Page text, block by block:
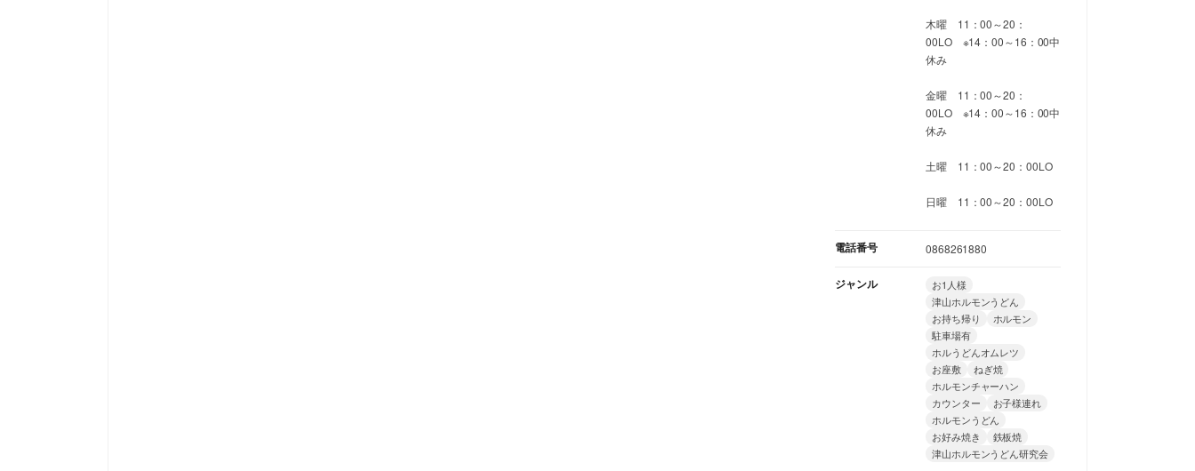
木曜 11：00～20：
00LO ※14：00～16：00中
休み
金曜 11：00～20：
00LO ※14：00～16：00中
休み
土曜 11：00～20：00LO
日曜 11：00～20：00LO
電話番号 0868261880
ジャンル
お1人様
津山ホルモンうどん
お持ち帰り
ホルモン
駐車場有
ホルうどんオムレツ
お座敷
ねぎ焼
ホルモンチャーハン
カウンター
お子様連れ
ホルモンうどん
お好み焼き
鉄板焼
津山ホルモンうどん研究会